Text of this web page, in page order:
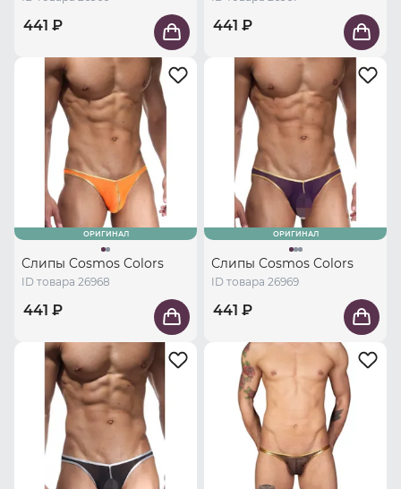
441 ₽ 441 ₽
ОРИГИНАЛ
Слипы Cosmos Colors
ID товара 26968
441 ₽
ОРИГИНАЛ
Слипы Cosmos Colors
ID товара 26969
441 ₽